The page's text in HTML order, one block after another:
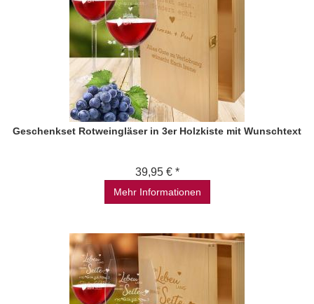
Geschenkset Rotweingläser in 3er Holzkiste mit Wunschtext
39,95 € *
Mehr Informationen